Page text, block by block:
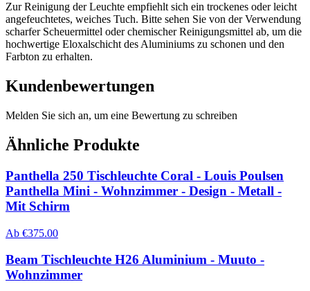
Zur Reinigung der Leuchte empfiehlt sich ein trockenes oder leicht
angefeuchtetes, weiches Tuch. Bitte sehen Sie von der Verwendung
scharfer Scheuermittel oder chemischer Reinigungsmittel ab, um die
hochwertige Eloxalschicht des Aluminiums zu schonen und den
Farbton zu erhalten.
Kundenbewertungen
Melden Sie sich an, um eine Bewertung zu schreiben
Ähnliche Produkte
Panthella 250 Tischleuchte Coral - Louis Poulsen
Panthella Mini - Wohnzimmer - Design - Metall -
Mit Schirm
Ab €375.00
Beam Tischleuchte H26 Aluminium - Muuto -
Wohnzimmer